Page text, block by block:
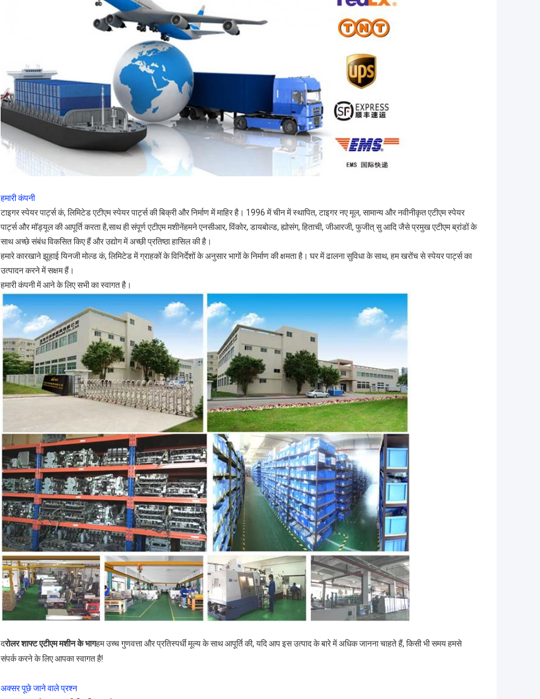
हमारी कंपनी
टाइगर स्पेयर पार्ट्स कं, लिमिटेड एटीएम स्पेयर पार्ट्स की बिक्री और निर्माण में माहिर है। 1996 में चीन में स्थापित, टाइगर नए मूल, सामान्य और नवीनीकृत एटीएम स्पेयर
पार्ट्स और मॉड्यूल की आपूर्ति करता है,साथ ही संपूर्ण एटीएम मशीनेंहमने एनसीआर, विंकोर, डायबोल्ड, ह्योसंग, हिताची, जीआरजी, फुजीत् सु आदि जैसे प्रमुख एटीएम ब्रांडों के
साथ अच्छे संबंध विकसित किए हैं और उद्योग में अच्छी प्रतिष्ठा हासिल की है।
हमारे कारखाने झूहाई यिनजी मोल्ड कं, लिमिटेड में ग्राहकों के विनिर्देशों के अनुसार भागों के निर्माण की क्षमता है। घर में ढालना सुविधा के साथ, हम खरोंच से स्पेयर पार्ट्स का
उत्पादन करने में सक्षम हैं।
हमारी कंपनी में आने के लिए सभी का स्वागत है।
दरोलर शाफ्ट एटीएम मशीन के भागहम उच्च गुणवत्ता और प्रतिस्पर्धी मूल्य के साथ आपूर्ति की, यदि आप इस उत्पाद के बारे में अधिक जानना चाहते हैं, किसी भी समय हमसे
संपर्क करने के लिए आपका स्वागत है!
अक्सर पूछे जाने वाले प्रश्न